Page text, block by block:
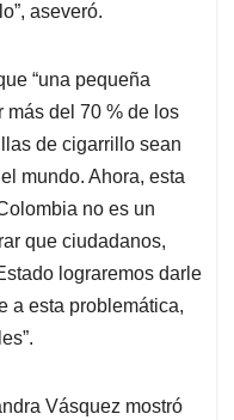
aseveró.
“una pequeña
más del 70 % de los
de cigarrillo sean
mundo. Ahora, esta
no es un
que ciudadanos,
lograremos darle
a esta problemática,
Vásquez mostró